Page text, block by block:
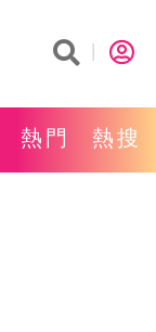
熱門 熱搜